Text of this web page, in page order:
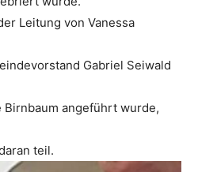
Leitung von Vanessa
Gabriel Seiwald
angeführt wurde,
teil.